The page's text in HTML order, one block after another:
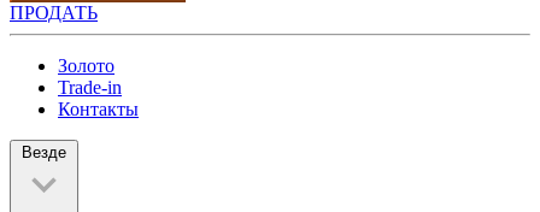
ПРОДАТЬ
Золото
Trade-in
Контакты
Везде